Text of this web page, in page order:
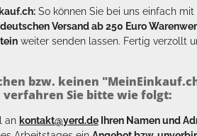
So können Sie bei uns einfach mit
Versand ab 250 Euro
weiter senden lassen. Fertig verzollt
bzw. keinen
Sie bitte wie folgt:
an kontakt@yerd.de Ihren Namen und